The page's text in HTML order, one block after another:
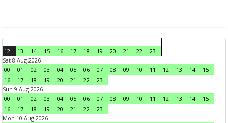
12 13 14 15 16 17 18 19 20 21 22
23
Sat 8 Aug 2026
00
01 02 03 04 05 06 07 08 09 10 11 12 13 14
15
16
17 18 19 20 21 22
23
Sun 9 Aug 2026
00
01 02 03 04 05 06 07 08 09 10 11 12 13 14
15
16
17 18 19 20 21 22
23
Mon 10 Aug 2026